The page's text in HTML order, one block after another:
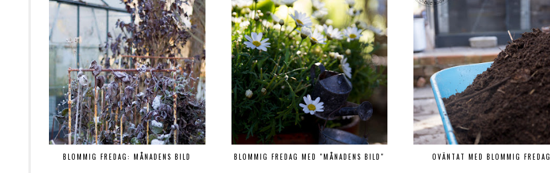
BLOMMIG FREDAG: MÅNADENS BILD BLOMMIG FREDAG MED "MÅNADENS BILD" OVÄNTAT MED BLOMMIG FREDAG